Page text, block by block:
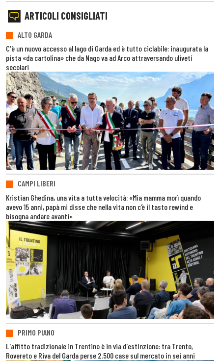
ARTICOLI CONSIGLIATI
ALTO GARDA
C'è un nuovo accesso al lago di Garda ed è tutto ciclabile: inaugurata la
pista «da cartolina» che da Nago va ad Arco attraversando uliveti
secolari
CAMPI LIBERI
Kristian Ghedina, una vita a tutta velocità: «Mia mamma morì quando
avevo 15 anni, papà mi disse che nella vita non c’è il tasto rewind e
bisogna andare avanti»
PRIMO PIANO
L'affitto tradizionale in Trentino è in via d'estinzione: tra Trento,
Rovereto e Riva del Garda perse 2.500 case sul mercato in sei anni